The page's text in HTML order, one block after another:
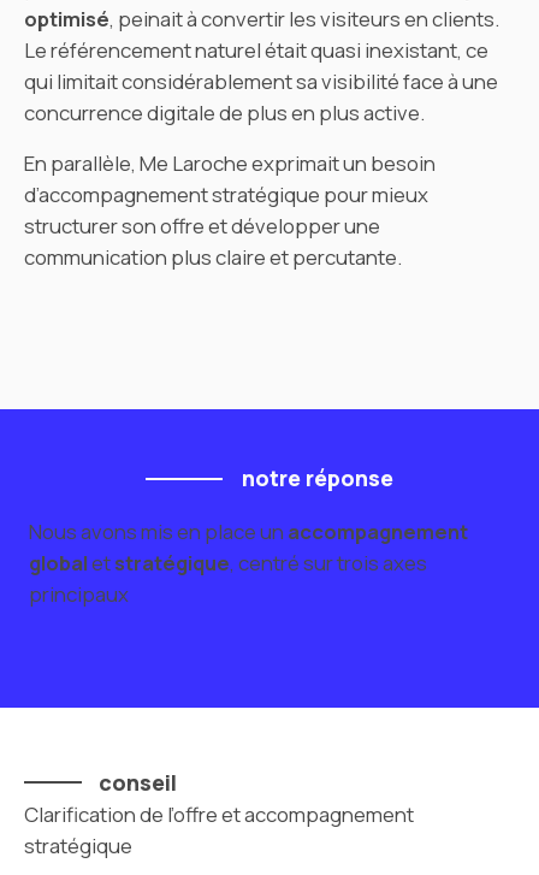
optimisé, peinait à convertir les visiteurs en clients.
Le référencement naturel était quasi inexistant, ce
qui limitait considérablement sa visibilité face à une
concurrence digitale de plus en plus active.
En parallèle, Me Laroche exprimait un besoin
d’accompagnement stratégique pour mieux
structurer son offre et développer une
communication plus claire et percutante.
notre réponse
Nous avons mis en place un accompagnement
globaletstratégique, centré sur trois axes
principaux
conseil
Clarification de l’offre et accompagnement
stratégique